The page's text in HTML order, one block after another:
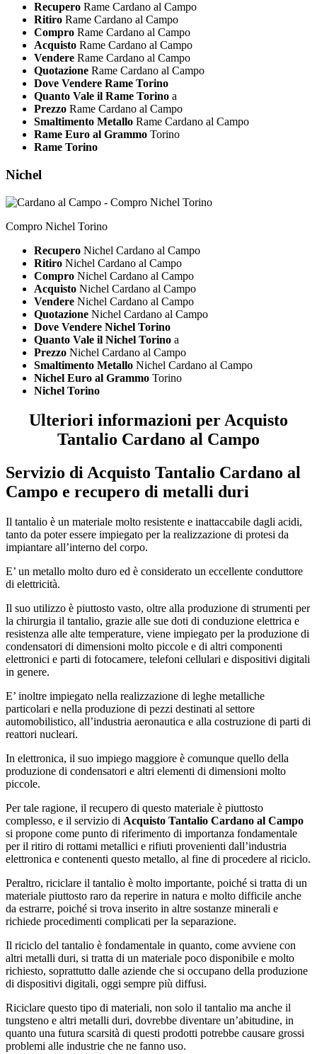
Recupero Rame Cardano al Campo
Ritiro Rame Cardano al Campo
Compro Rame Cardano al Campo
Acquisto Rame Cardano al Campo
Vendere Rame Cardano al Campo
Quotazione Rame Cardano al Campo
Dove Vendere Rame Torino
Quanto Vale il Rame Torino a
Prezzo Rame Cardano al Campo
Smaltimento Metallo Rame Cardano al Campo
Rame Euro al Grammo Torino
Rame Torino
Nichel
Compro Nichel Torino
Recupero Nichel Cardano al Campo
Ritiro Nichel Cardano al Campo
Compro Nichel Cardano al Campo
Acquisto Nichel Cardano al Campo
Vendere Nichel Cardano al Campo
Quotazione Nichel Cardano al Campo
Dove Vendere Nichel Torino
Quanto Vale il Nichel Torino a
Prezzo Nichel Cardano al Campo
Smaltimento Metallo Nichel Cardano al Campo
Nichel Euro al Grammo Torino
Nichel Torino
Ulteriori informazioni per Acquisto
Tantalio Cardano al Campo
Servizio diAcquisto Tantalio Cardano al
Campo e recupero di metalli duri
Il tantalio è un materiale molto resistente e inattaccabile dagli acidi,
tanto da poter essere impiegato per la realizzazione di protesi da
impiantare all’interno del corpo.
E’ un metallo molto duro ed è considerato un eccellente conduttore
di elettricità.
Il suo utilizzo è piuttosto vasto, oltre alla produzione di strumenti per
la chirurgia il tantalio, grazie alle sue doti di conduzione elettrica e
resistenza alle alte temperature, viene impiegato per la produzione di
condensatori di dimensioni molto piccole e di altri componenti
elettronici e parti di fotocamere, telefoni cellulari e dispositivi digitali
in genere.
E’ inoltre impiegato nella realizzazione di leghe metalliche
particolari e nella produzione di pezzi destinati al settore
automobilistico, all’industria aeronautica e alla costruzione di parti di
reattori nucleari.
In elettronica, il suo impiego maggiore è comunque quello della
produzione di condensatori e altri elementi di dimensioni molto
piccole.
Per tale ragione, il recupero di questo materiale è piuttosto
complesso, e il servizio di Acquisto Tantalio Cardano al Campo
si propone come punto di riferimento di importanza fondamentale
per il ritiro di rottami metallici e rifiuti provenienti dall’industria
elettronica e contenenti questo metallo, al fine di procedere al riciclo.
Peraltro, riciclare il tantalio è molto importante, poiché si tratta di un
materiale piuttosto raro da reperire in natura e molto difficile anche
da estrarre, poiché si trova inserito in altre sostanze minerali e
richiede procedimenti complicati per la separazione.
Il riciclo del tantalio è fondamentale in quanto, come avviene con
altri metalli duri, si tratta di un materiale poco disponibile e molto
richiesto, soprattutto dalle aziende che si occupano della produzione
di dispositivi digitali, oggi sempre più diffusi.
Riciclare questo tipo di materiali, non solo il tantalio ma anche il
tungsteno e altri metalli duri, dovrebbe diventare un’abitudine, in
quanto una futura scarsità di questi prodotti potrebbe causare grossi
problemi alle industrie che ne fanno uso.